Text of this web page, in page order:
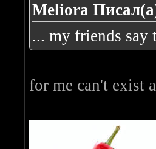
Meliora
... my friends say
for me can't exist